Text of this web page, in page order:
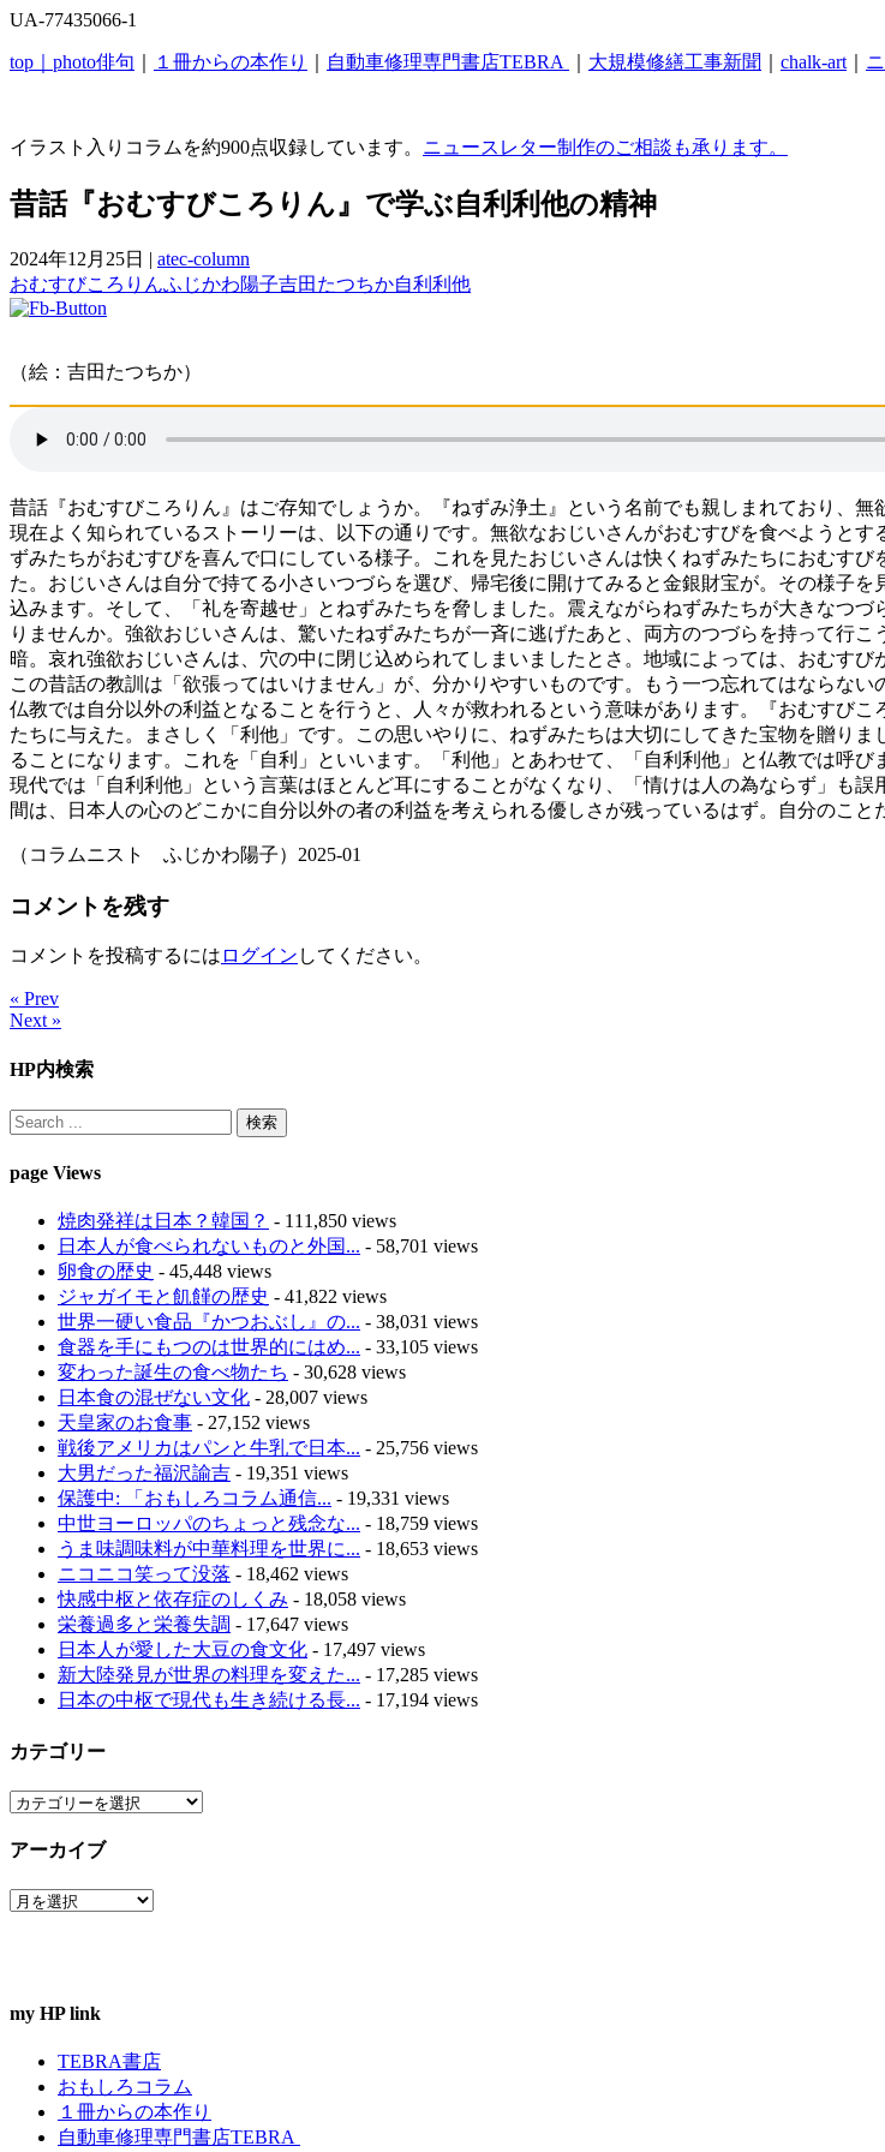
UA-77435066-1
top｜ photo俳句 １冊からの本作り 自動車修理専門書店TEBRA 大規模修繕工事新聞 chalk-art
イラスト入りコラムを約900点収録しています。 ニュースレター制作のご相談も承ります。
昔話『おむすびころりん』で学ぶ自利利他の精神
2024年12月25日 | atec-column
おむすびころりんふじかわ陽子吉田たつちか自利利他
（絵：吉田たつちか）
昔話『おむすびころりん』はご存知でしょうか。『ねずみ浄土』という名前でも親しまれており、無
現在よく知られているストーリーは、以下の通りです。無欲なおじいさんがおむすびを食べようと
ずみたちがおむすびを喜んで口にしている様子。これを見たおじいさんは快くねずみたちにおむす
た。おじいさんは自分で持てる小さいつづらを選び、帰宅後に開けてみると金銀財宝が。その様子
込みます。そして、「礼を寄越せ」とねずみたちを脅しました。震えながらねずみたちが大きなつ
りませんか。強欲おじいさんは、驚いたねずみたちが一斉に逃げたあと、両方のつづらを持って行
暗。哀れ強欲おじいさんは、穴の中に閉じ込められてしまいましたとさ。地域によっては、おむすび
この昔話の教訓は「欲張ってはいけません」が、分かりやすいものです。もう一つ忘れてはならな
仏教では自分以外の利益となることを行うと、人々が救われるという意味があります。『おむすび
たちに与えた。まさしく「利他」です。この思いやりに、ねずみたちは大切にしてきた宝物を贈り
ることになります。これを「自利」といいます。「利他」とあわせて、「自利利他」と仏教では呼
現代では「自利利他」という言葉はほとんど耳にすることがなくなり、「情けは人の為ならず」も
間は、日本人の心のどこかに自分以外の者の利益を考えられる優しさが残っているはず。自分のこ
（コラムニスト ふじかわ陽子）2025-01
コメントを残す
コメントを投稿するには ログイン してください。
« Prev
Next »
HP内検索
page Views
焼肉発祥は日本？韓国？ - 111,850 views
日本人が食べられないものと外国... - 58,701 views
卵食の歴史 - 45,448 views
ジャガイモと飢饉の歴史 - 41,822 views
世界一硬い食品『かつおぶし』の... - 38,031 views
食器を手にもつのは世界的にはめ... - 33,105 views
変わった誕生の食べ物たち - 30,628 views
日本食の混ぜない文化 - 28,007 views
天皇家のお食事 - 27,152 views
戦後アメリカはパンと牛乳で日本... - 25,756 views
大男だった福沢諭吉 - 19,351 views
保護中: 「おもしろコラム通信... - 19,331 views
中世ヨーロッパのちょっと残念な... - 18,759 views
うま味調味料が中華料理を世界に... - 18,653 views
ニコニコ笑って没落 - 18,462 views
快感中枢と依存症のしくみ - 18,058 views
栄養過多と栄養失調 - 17,647 views
日本人が愛した大豆の食文化 - 17,497 views
新大陸発見が世界の料理を変えた... - 17,285 views
日本の中枢で現代も生き続ける長... - 17,194 views
カテゴリー
カ
ゴ
ー
アーカイブ
ア
my HP link
TEBRA書店
おもしろコラム
１冊からの本作り
自動車修理専門書店TEBRA